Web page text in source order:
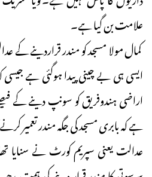
علامت بن گیا ہے۔
کمال مولا مسجد کو مندر قراردینے کے
ایسی ہی بے چینی پیدا ہوگئی ہے
اراضی ہندوفریق کو سونپ دینے کے
ہے کہ بابری مسجد کی جگہ مندر تعمیر
عدالت یعنی سپریم کورٹ نے سنایا